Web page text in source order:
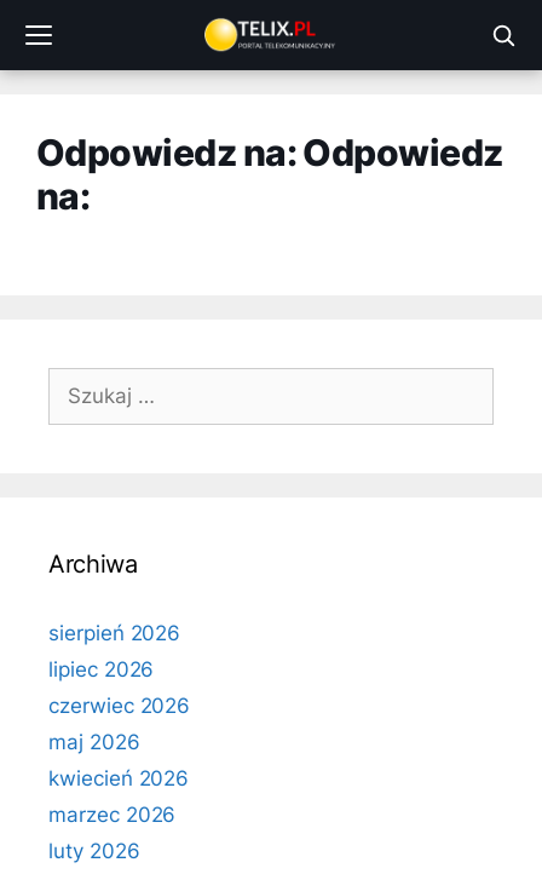
treści
Odpowiedz na: Odpowiedz
na:
Szukaj:
Archiwa
sierpień 2026
lipiec 2026
czerwiec 2026
maj 2026
kwiecień 2026
marzec 2026
luty 2026